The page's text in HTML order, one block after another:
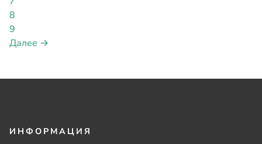
8
9
Далее →
ИНФОРМАЦИЯ